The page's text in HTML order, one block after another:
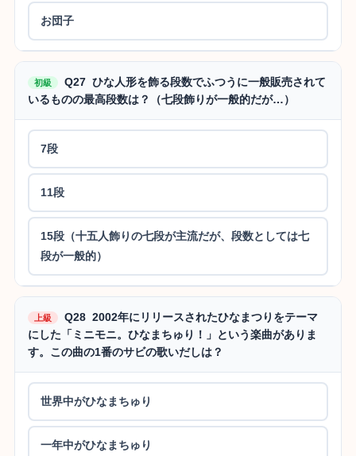
お団子
初級
Q27 ひな人形を飾る段数でふつうに一般販売されて
いるものの最高段数は？（七段飾りが一般的だが…）
7段
11段
15段（十五人飾りの七段が主流だが、段数としては七
段が一般的）
上級
Q28 2002年にリリースされたひなまつりをテーマ
にした「ミニモニ。ひなまちゅり！」という楽曲がありま
す。この曲の1番のサビの歌いだしは？
世界中がひなまちゅり
一年中がひなまちゅり